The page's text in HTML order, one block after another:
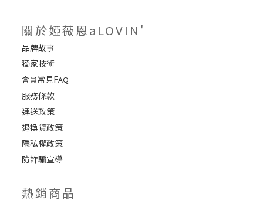
關於婭薇恩aLOVIN'
品牌故事
獨家技術
會員常見FAQ
服務條款
運送政策
退換貨政策
隱私權政策
防詐騙宣導
熱銷商品